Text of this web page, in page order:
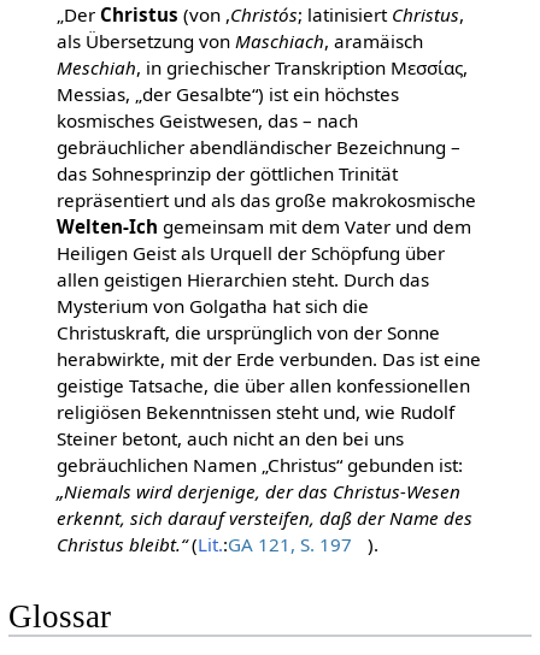
„Der Christus (von ,Christós; latinisiert Christus,
als Übersetzung von Maschiach, aramäisch
Meschiah, in griechischer Transkription Μεσσίας,
Messias, „der Gesalbte“) ist ein höchstes
kosmisches Geistwesen, das – nach
gebräuchlicher abendländischer Bezeichnung –
das Sohnesprinzip der göttlichen Trinität
repräsentiert und als das große makrokosmische
Welten-Ich gemeinsam mit dem Vater und dem
Heiligen Geist als Urquell der Schöpfung über
allen geistigen Hierarchien steht. Durch das
Mysterium von Golgatha hat sich die
Christuskraft, die ursprünglich von der Sonne
herabwirkte, mit der Erde verbunden. Das ist eine
geistige Tatsache, die über allen konfessionellen
religiösen Bekenntnissen steht und, wie Rudolf
Steiner betont, auch nicht an den bei uns
gebräuchlichen Namen „Christus“ gebunden ist:
„Niemals wird derjenige, der das Christus-Wesen
erkennt, sich darauf versteifen, daß der Name des
Christus bleibt.“(Lit.:GA 121, S. 197 ).
Glossar